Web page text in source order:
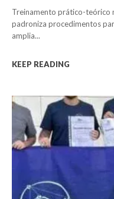
Treinamento prático-teórico
padroniza procedimentos
amplia...
KEEP READING